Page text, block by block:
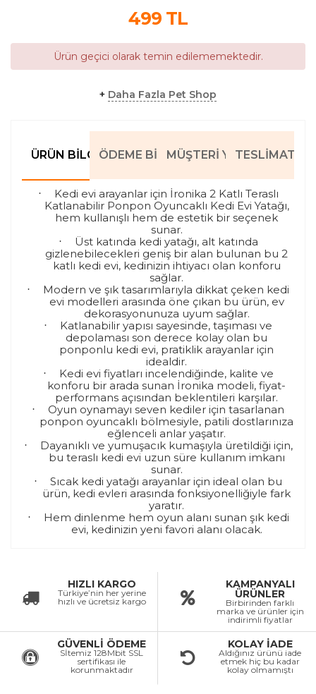
499 TL
Ürün geçici olarak temin edilememektedir.
+ Daha Fazla Pet Shop
ÜRÜN BILGILERIÖDEME BILGILERIMÜŞTERI YORUMLARI
TESLIMAT
·
Kedi evi arayanlar için İronika 2 Katlı Teraslı
Katlanabilir Ponpon Oyuncaklı Kedi Evi Yatağı,
hem kullanışlı hem de estetik bir seçenek
sunar.
·
Üst katında kedi yatağı, alt katında
gizlenebilecekleri geniş bir alan bulunan bu 2
katlı kedi evi, kedinizin ihtiyacı olan konforu
sağlar.
·
Modern ve şık tasarımlarıyla dikkat çeken kedi
evi modelleri arasında öne çıkan bu ürün, ev
dekorasyonunuza uyum sağlar.
·
Katlanabilir yapısı sayesinde, taşıması ve
depolaması son derece kolay olan bu
ponponlu kedi evi, pratiklik arayanlar için
idealdir.
·
Kedi evi fiyatları incelendiğinde, kalite ve
konforu bir arada sunan İronika modeli, fiyat-
performans açısından beklentileri karşılar.
·
Oyun oynamayı seven kediler için tasarlanan
ponpon oyuncaklı bölmesiyle, patili dostlarınıza
eğlenceli anlar yaşatır.
·
Dayanıklı ve yumuşacık kumaşıyla üretildiği için,
bu teraslı kedi evi uzun süre kullanım imkanı
sunar.
·
Sıcak kedi yatağı arayanlar için ideal olan bu
ürün, kedi evleri arasında fonksiyonelliğiyle fark
yaratır.
·
Hem dinlenme hem oyun alanı sunan şık kedi
evi, kedinizin yeni favori alanı olacak.
HIZLI KARGO
Türkiye’nin her yerine
hızlı ve ücretsiz kargo
KAMPANYALI
ÜRÜNLER
Birbirinden farklı
marka ve ürünler için
indirimli fiyatlar
GÜVENLİ ÖDEME
Sİtemiz 128Mbit SSL
sertifikası ile
korunmaktadır
KOLAY İADE
Aldığınız ürünü iade
etmek hiç bu kadar
kolay olmamıştı